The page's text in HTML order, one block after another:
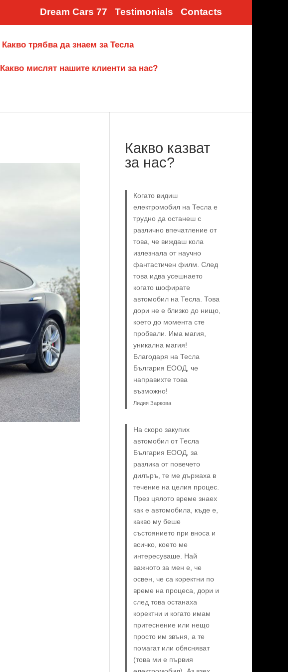
Dream Cars 77 Testimonials Contacts
Какво трябва да знаем за Тесла
Какво мислят нашите клиенти за нас?
Какво казват
за нас?
Когато видиш
електромобил на Тесла е
трудно да останеш с
различно впечатление от
това, че виждаш кола
излезнала от научно
фантастичен филм. След
това идва усешнаето
когато шофирате
автомобил на Тесла. Това
дори не е близко до нищо,
което до момента сте
пробвали. Има магия,
уникална магия!
Благодаря на Тесла
България ЕООД, че
направихте това
възможно!
Лидия Заркова
На скоро закупих
автомобил от Тесла
България ЕООД, за
разлика от повечето
дилъръ, те ме държаха в
течение на целия процес.
През цялото време знаех
как е автомобила, къде е,
какво му беше
състоянието при вноса и
всичко, което ме
интересуваше. Най
важното за мен е, че
освен, че са коректни по
време на процеса, дори и
след това останаха
коректни и когато имам
притеснение или нещо
просто им звъня, а те
помагат или обясняват
(това ми е първия